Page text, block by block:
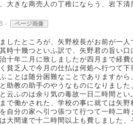
大きな商売人の丁稚にならう、岩下
- ページ画像
したところが、矢野校長がお前が一
時十幾つといふ訳で、矢野君の旨い
十年二月に致しましたが四月まで経
貧乏人で今月の仕払は何処へ行つて
ことは随分困難なことでありますか
助教の助手のやうなものになりまし
云ふのは余り気の毒故一日二時間と
で働かされた、学校の事に就ては矢
自分の家へ引つ張つて行つて一時二
大間違で十二時間以上も費しました